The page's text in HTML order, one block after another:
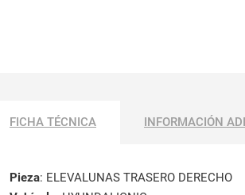
FICHA TÉCNICA INFORMACIÓN
Pieza: ELEVALUNAS TRASERO DERECHO